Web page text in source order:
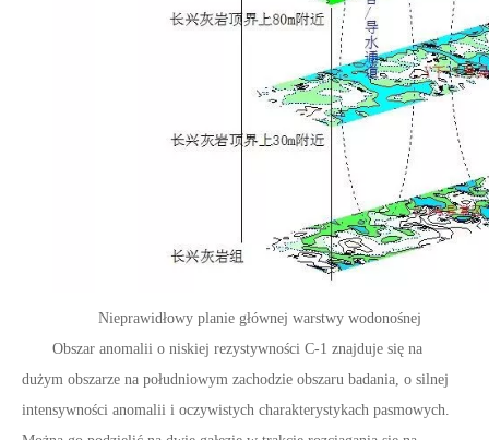
Nieprawidłowy planie głównej warstwy wodonośnej
Obszar anomalii o niskiej rezystywności C-1 znajduje się na
dużym obszarze na południowym zachodzie obszaru badania, o silnej
intensywności anomalii i oczywistych charakterystykach pasmowych.